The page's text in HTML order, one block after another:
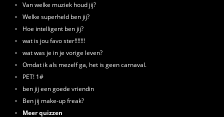
Van welke muziek houd jij?
Welke superheld ben jij?
Hoe intelligent ben jij?
wat is jou favo ster!!!!!!!
wat was je in je vorige leven?
Omdat ik als mezelf ga, het is geen carnaval.
PET! 1#
ben jij een goede vriendin
Ben jij make-up freak?
Meer quizzen